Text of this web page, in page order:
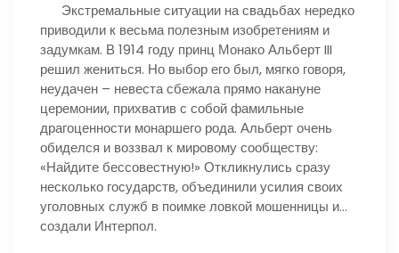
Экстремальные ситуации на свадьбах нередко
приводили к весьма полезным изобретениям и
задумкам. В 1914 году принц Монако Альберт III
решил жениться. Но выбор его был, мягко говоря,
неудачен – невеста сбежала прямо накануне
церемонии, прихватив с собой фамильные
драгоценности монаршего рода. Альберт очень
обиделся и воззвал к мировому сообществу:
«Найдите бессовестную!» Откликнулись сразу
несколько государств, объединили усилия своих
уголовных служб в поимке ловкой мошенницы и…
создали Интерпол.